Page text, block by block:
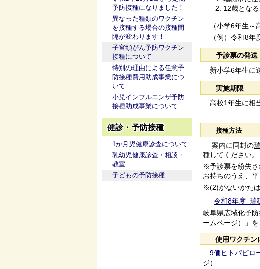
予防接種になりました！
異なった種類のワクチン
を接種する場合の接種間
隔が変わります！
子宮頸がん予防ワクチン
接種について
特別の理由による任意予
防接種費用助成事業につ
いて
小児インフルエンザ予防
接種助成事業について
健診・予防接種
1か月児健康診査について
乳幼児健康診査・相談・
教室
子どもの予防接種
12歳とな
（小学6年生～
（例）令和8年
予診票の発送
新小学6年生に
実施期限
高校1年生に相
接種方法
案内に同封の
種してください。
※予診票を紛失さ
お持ちのうえ、
※(2)がないかた
令和8年度 瑞
岐阜県広域化予
ームページ）」
使用ワクチン
9価ヒトパピロ
ジ）